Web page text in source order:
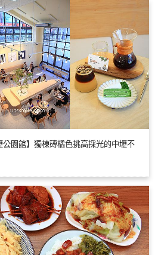
園館】獨棟磚橘色挑高採光的中壢不